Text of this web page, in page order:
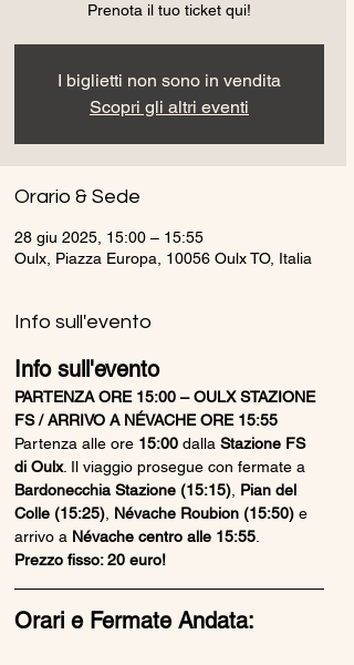
Prenota il tuo ticket qui!
I biglietti non sono in vendita
Scopri gli altri eventi
Orario & Sede
28 giu 2025, 15:00 – 15:55
Oulx, Piazza Europa, 10056 Oulx TO, Italia
Info sull'evento
Info sull'evento
PARTENZA ORE 15:00 – OULX STAZIONE
FS / ARRIVO A NÉVACHE ORE 15:55
Partenza alle ore 15:00 dalla Stazione FS
di Oulx. Il viaggio prosegue con fermate a
Bardonecchia Stazione (15:15) Pian del
Colle (15:25) Névache Roubion (15:50) e
arrivo a Névache centro alle 15:55
Prezzo fisso: 20 euro!
Orari e Fermate Andata: